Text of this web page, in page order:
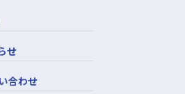
せ
合わせ